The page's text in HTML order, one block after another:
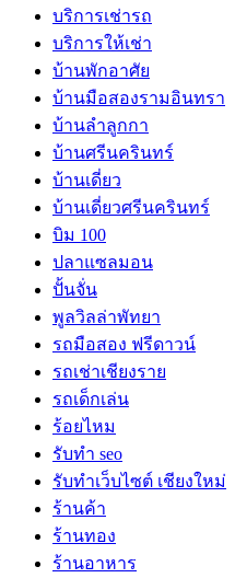
บริการเช่ารถ
บริการให้เช่า
บ้านพักอาศัย
บ้านมือสองรามอินทรา
บ้านลำลูกกา
บ้านศรีนครินทร์
บ้านเดี่ยว
บ้านเดี่ยวศรีนครินทร์
บิม 100
ปลาแซลมอน
ปั้นจั่น
พูลวิลล่าพัทยา
รถมือสอง ฟรีดาวน์
รถเช่าเชียงราย
รถเด็กเล่น
ร้อยไหม
รับทำ seo
รับทำเว็บไซต์ เชียงใหม่
ร้านค้า
ร้านทอง
ร้านอาหาร